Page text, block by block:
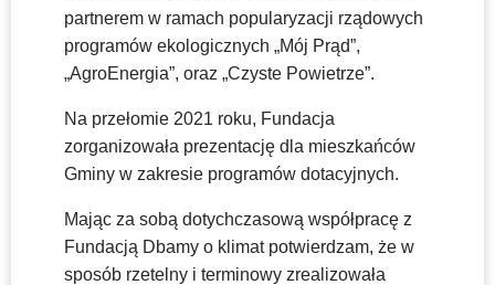
partnerem w ramach popularyzacji rządowych
programów ekologicznych „Mój Prąd”,
„AgroEnergia”, oraz „Czyste Powietrze”.
Na przełomie 2021 roku, Fundacja
zorganizowała prezentację dla mieszkańców
Gminy w zakresie programów dotacyjnych.
Mając za sobą dotychczasową współpracę z
Fundacją Dbamy o klimat potwierdzam, że w
sposób rzetelny i terminowy zrealizowała